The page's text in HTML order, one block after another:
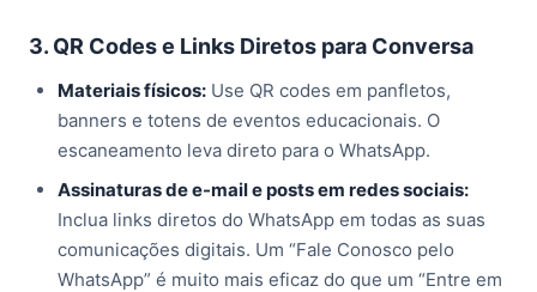
3. QR Codes e Links Diretos para Conversa
Materiais físicos: Use QR codes em panfletos,
banners e totens de eventos educacionais. O
escaneamento leva direto para o WhatsApp.
Assinaturas de e-mail e posts em redes sociais:
Inclua links diretos do WhatsApp em todas as suas
comunicações digitais. Um “Fale Conosco pelo
WhatsApp” é muito mais eficaz do que um “Entre em